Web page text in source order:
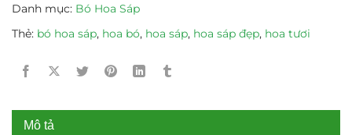
Danh mục: Bó Hoa Sáp
Thẻ: bó hoa sáp, hoa bó, hoa sáp, hoa sáp đẹp, hoa tươi
Mô tả